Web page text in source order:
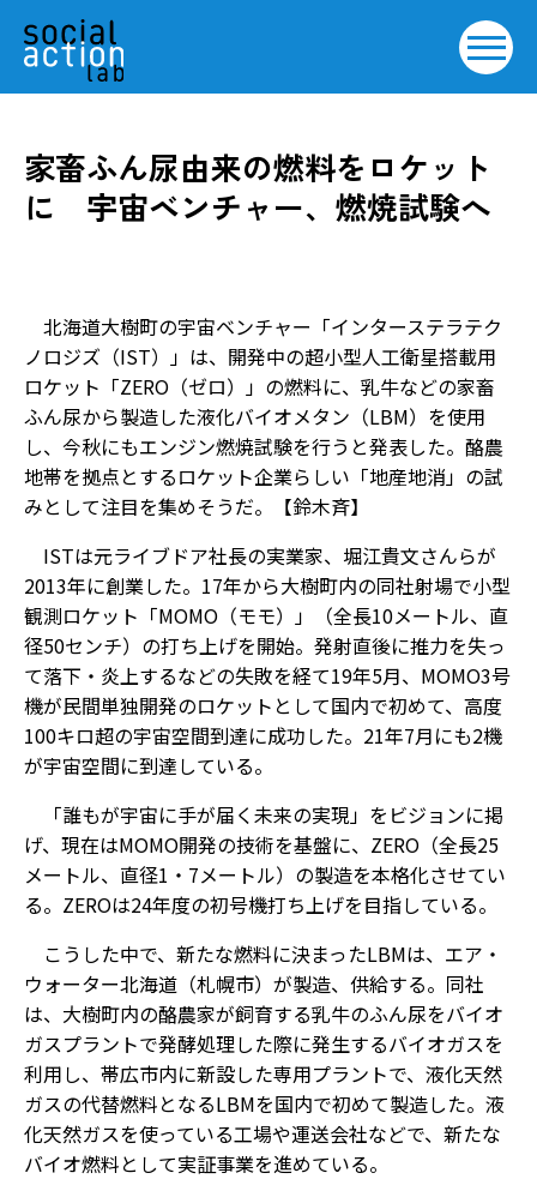
家畜ふん尿由来の燃料をロケット
に 宇宙ベンチャー、燃焼試験へ
北海道大樹町の宇宙ベンチャー「インターステラテク
ノロジズ（IST）」は、開発中の超小型人工衛星搭載用
ロケット「ZERO（ゼロ）」の燃料に、乳牛などの家畜
ふん尿から製造した液化バイオメタン（LBM）を使用
し、今秋にもエンジン燃焼試験を行うと発表した。酪農
地帯を拠点とするロケット企業らしい「地産地消」の試
みとして注目を集めそうだ。【鈴木斉】
ISTは元ライブドア社長の実業家、堀江貴文さんらが
2013年に創業した。17年から大樹町内の同社射場で小型
観測ロケット「MOMO（モモ）」（全長10メートル、直
径50センチ）の打ち上げを開始。発射直後に推力を失っ
て落下・炎上するなどの失敗を経て19年5月、MOMO3号
機が民間単独開発のロケットとして国内で初めて、高度
100キロ超の宇宙空間到達に成功した。21年7月にも2機
が宇宙空間に到達している。
「誰もが宇宙に手が届く未来の実現」をビジョンに掲
げ、現在はMOMO開発の技術を基盤に、ZERO（全長25
メートル、直径1・7メートル）の製造を本格化させてい
る。ZEROは24年度の初号機打ち上げを目指している。
こうした中で、新たな燃料に決まったLBMは、エア・
ウォーター北海道（札幌市）が製造、供給する。同社
は、大樹町内の酪農家が飼育する乳牛のふん尿をバイオ
ガスプラントで発酵処理した際に発生するバイオガスを
利用し、帯広市内に新設した専用プラントで、液化天然
ガスの代替燃料となるLBMを国内で初めて製造した。液
化天然ガスを使っている工場や運送会社などで、新たな
バイオ燃料として実証事業を進めている。